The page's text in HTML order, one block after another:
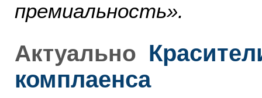
премиальность».
Актуально
комплаенса